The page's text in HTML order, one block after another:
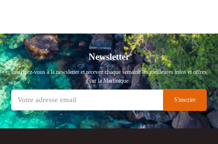
Newsletter
Inscrivez-vous à la newsletter et recevez chaque semaine les meilleures infos et offres
sur la Martinique